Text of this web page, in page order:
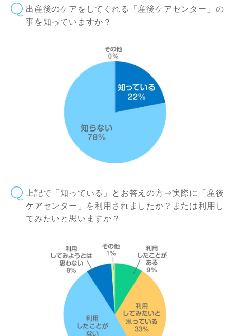
出産後のケアをしてくれる「産後ケアセンター」の
事を知っていますか？
上記で「知っている」とお答えの方⇒実際に「産後
ケアセンター」を利用されましたか？または利用し
てみたいと思いますか？